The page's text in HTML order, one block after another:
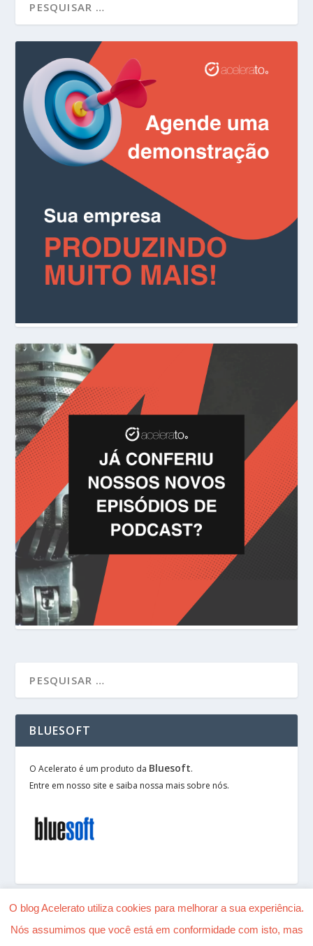
BLUESOFT
O Acelerato é um produto da Bluesoft.
Entre em nosso site e saiba nossa mais sobre nós.
O blog Acelerato utiliza cookies para melhorar a sua experiência.
Nós assumimos que você está em conformidade com isto, mas